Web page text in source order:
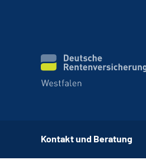
Kontakt und Beratung